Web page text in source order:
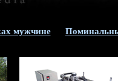
мужчине